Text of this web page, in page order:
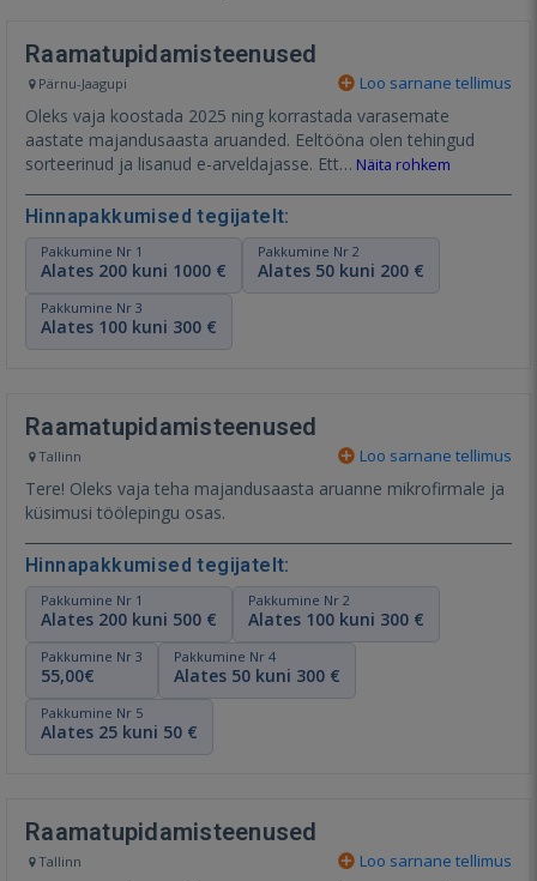
Raamatupidamisteenused
Pärnu-Jaagupi Loo sarnane tellimus
Oleks vaja koostada 2025 ning korrastada varasemate
aastate majandusaasta aruanded. Eeltööna olen tehingud
sorteerinud ja lisanud e-arveldajasse. Ett… Näita rohkem
Hinnapakkumised tegijatelt:
Pakkumine Nr 1
Alates 200 kuni 1000 €
Pakkumine Nr 2
Alates 50 kuni 200 €
Pakkumine Nr 3
Alates 100 kuni 300 €
Raamatupidamisteenused
Tallinn Loo sarnane tellimus
Tere! Oleks vaja teha majandusaasta aruanne mikrofirmale ja
küsimusi töölepingu osas.
Hinnapakkumised tegijatelt:
Pakkumine Nr 1
Alates 200 kuni 500 €
Pakkumine Nr 2
Alates 100 kuni 300 €
Pakkumine Nr 3
55,00€
Pakkumine Nr 4
Alates 50 kuni 300 €
Pakkumine Nr 5
Alates 25 kuni 50 €
Raamatupidamisteenused
Tallinn Loo sarnane tellimus